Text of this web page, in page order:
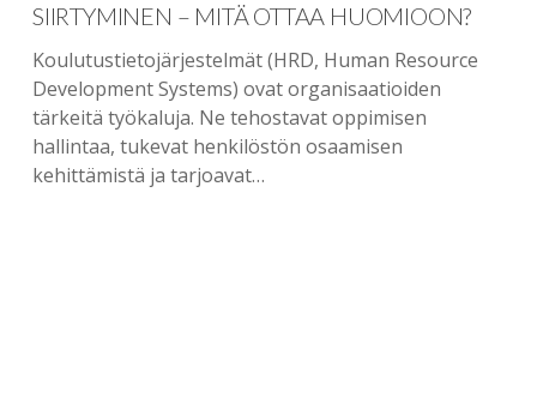
SIIRTYMINEN – MITÄ OTTAA HUOMIOON?
Koulutustietojärjestelmät (HRD, Human Resource
Development Systems) ovat organisaatioiden
tärkeitä työkaluja. Ne tehostavat oppimisen
hallintaa, tukevat henkilöstön osaamisen
kehittämistä ja tarjoavat…